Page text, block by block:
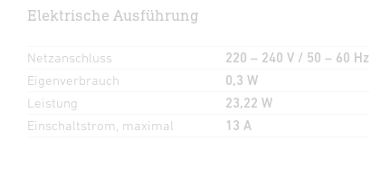
Elektrische Ausführung
Netzanschluss
220 – 240 V / 50 – 60 Hz
Eigenverbrauch
0,3 W
Leistung
23,22 W
Einschaltstrom, maximal
13 A